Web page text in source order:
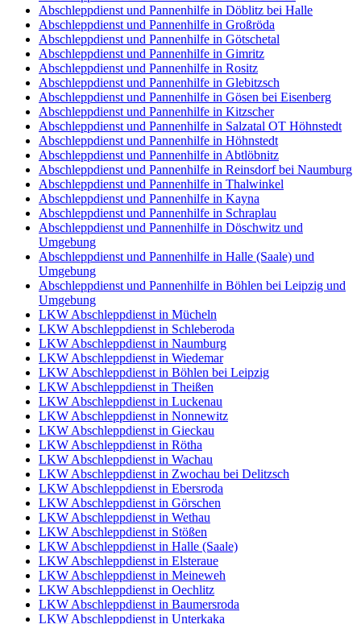
Abschleppdienst und Pannenhilfe in Döblitz bei Halle
Abschleppdienst und Pannenhilfe in Großröda
Abschleppdienst und Pannenhilfe in Götschetal
Abschleppdienst und Pannenhilfe in Gimritz
Abschleppdienst und Pannenhilfe in Rositz
Abschleppdienst und Pannenhilfe in Glebitzsch
Abschleppdienst und Pannenhilfe in Gösen bei Eisenberg
Abschleppdienst und Pannenhilfe in Kitzscher
Abschleppdienst und Pannenhilfe in Salzatal OT Höhnstedt
Abschleppdienst und Pannenhilfe in Höhnstedt
Abschleppdienst und Pannenhilfe in Abtlöbnitz
Abschleppdienst und Pannenhilfe in Reinsdorf bei Naumburg
Abschleppdienst und Pannenhilfe in Thalwinkel
Abschleppdienst und Pannenhilfe in Kayna
Abschleppdienst und Pannenhilfe in Schraplau
Abschleppdienst und Pannenhilfe in Döschwitz und
Umgebung
Abschleppdienst und Pannenhilfe in Halle (Saale) und
Umgebung
Abschleppdienst und Pannenhilfe in Böhlen bei Leipzig und
Umgebung
LKW Abschleppdienst in Mücheln
LKW Abschleppdienst in Schleberoda
LKW Abschleppdienst in Naumburg
LKW Abschleppdienst in Wiedemar
LKW Abschleppdienst in Böhlen bei Leipzig
LKW Abschleppdienst in Theißen
LKW Abschleppdienst in Luckenau
LKW Abschleppdienst in Nonnewitz
LKW Abschleppdienst in Gieckau
LKW Abschleppdienst in Rötha
LKW Abschleppdienst in Wachau
LKW Abschleppdienst in Zwochau bei Delitzsch
LKW Abschleppdienst in Ebersroda
LKW Abschleppdienst in Görschen
LKW Abschleppdienst in Wethau
LKW Abschleppdienst in Stößen
LKW Abschleppdienst in Halle (Saale)
LKW Abschleppdienst in Elsteraue
LKW Abschleppdienst in Meineweh
LKW Abschleppdienst in Oechlitz
LKW Abschleppdienst in Baumersroda
LKW Abschleppdienst in Unterkaka